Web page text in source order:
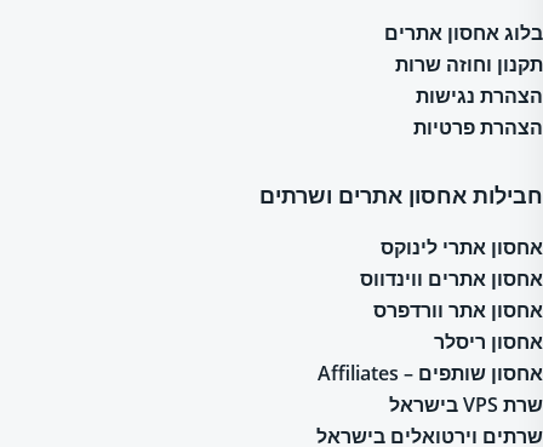
בלוג אחסון אתרים
תקנון וחוזה שרות
הצהרת נגישות
הצהרת פרטיות
חבילות אחסון אתרים ושרתים
אחסון אתרי לינוקס
אחסון אתרים ווינדווס
אחסון אתר וורדפרס
אחסון ריסלר
אחסון שותפים – Affiliates
שרת VPS בישראל
שרתים וירטואלים בישראל